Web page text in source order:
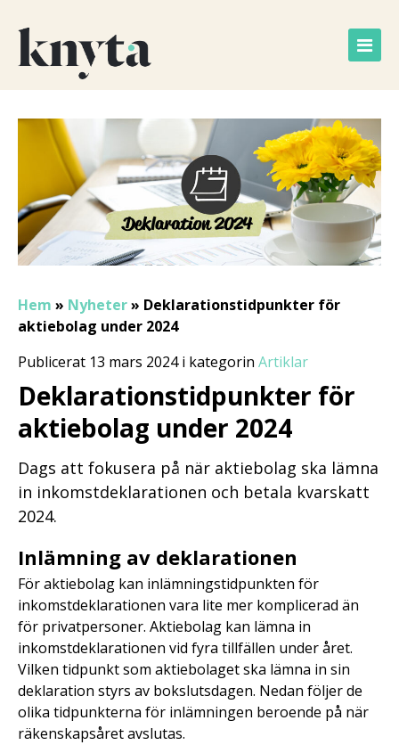
Hem » Nyheter» Deklarationstidpunkter för
aktiebolag under 2024
Publicerat 13 mars 2024 i kategorin Artiklar
Deklarationstidpunkter för
aktiebolag under 2024
Dags att fokusera på när aktiebolag ska lämna
in inkomstdeklarationen och betala kvarskatt
2024.
Inlämning av deklarationen
För aktiebolag kan inlämningstidpunkten för
inkomstdeklarationen vara lite mer komplicerad än
för privatpersoner. Aktiebolag kan lämna in
inkomstdeklarationen vid fyra tillfällen under året.
Vilken tidpunkt som aktiebolaget ska lämna in sin
deklaration styrs av bokslutsdagen. Nedan följer de
olika tidpunkterna för inlämningen beroende på när
räkenskapsåret avslutas.